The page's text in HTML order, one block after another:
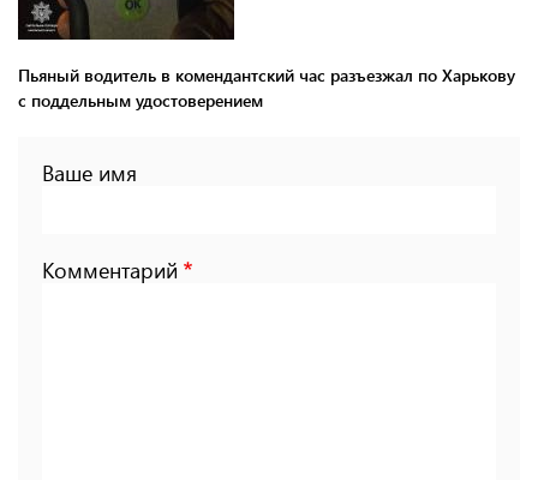
Пьяный водитель в комендантский час разъезжал по Харькову
с поддельным удостоверением
Ваше имя
Комментарий